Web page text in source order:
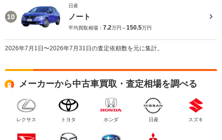
10
日産
ノート
平均買取相場： 7.2万円～150.5万円
2026年7月1日〜2026年7月31日の査定依頼数を元に集計。
メーカーから中古車買取・査定相場を調べる
レクサス トヨタ ホンダ 日産 スズキ